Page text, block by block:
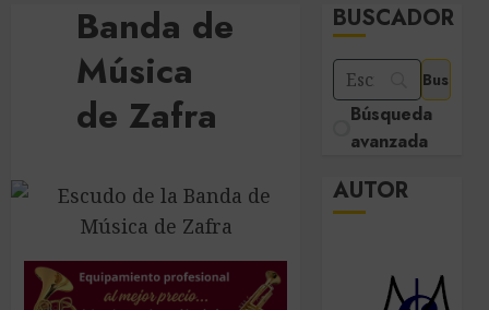
Banda de
Música
de Zafra
BUSCADOR
Búsqueda
avanzada
AUTOR